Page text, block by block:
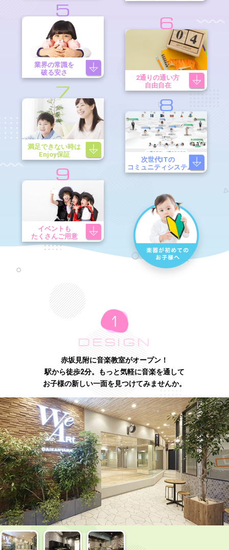
5
業界の常識を
破る安さ
6
2通りの通い方
自由自在
7
満足できない時は
Enjoy保証
8
次世代ITの
コミュニティシステム
9
イベントも
たくさんご用意
DESIGN
赤坂見附に音楽教室がオープン！
駅から徒歩2分。もっと気軽に音楽を通して
お子様の新しい一面を見つけてみませんか。